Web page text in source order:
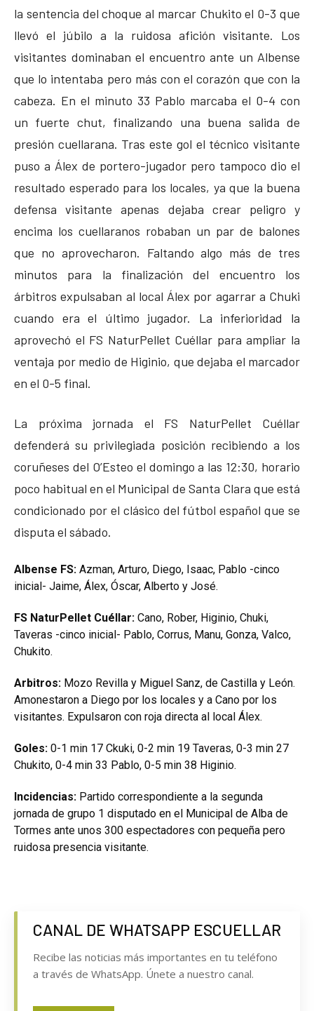
la sentencia del choque al marcar Chukito el 0-3 que
llevó el júbilo a la ruidosa afición visitante. Los
visitantes dominaban el encuentro ante un Albense
que lo intentaba pero más con el corazón que con la
cabeza. En el minuto 33 Pablo marcaba el 0-4 con
un fuerte chut, finalizando una buena salida de
presión cuellarana. Tras este gol el técnico visitante
puso a Álex de portero-jugador pero tampoco dio el
resultado esperado para los locales, ya que la buena
defensa visitante apenas dejaba crear peligro y
encima los cuellaranos robaban un par de balones
que no aprovecharon. Faltando algo más de tres
minutos para la finalización del encuentro los
árbitros expulsaban al local Álex por agarrar a Chuki
cuando era el último jugador. La inferioridad la
aprovechó el FS NaturPellet Cuéllar para ampliar la
ventaja por medio de Higinio, que dejaba el marcador
en el 0-5 final.
La próxima jornada el FS NaturPellet Cuéllar
defenderá su privilegiada posición recibiendo a los
coruñeses del O’Esteo el domingo a las 12:30, horario
poco habitual en el Municipal de Santa Clara que está
condicionado por el clásico del fútbol español que se
disputa el sábado.
Albense FS: Azman, Arturo, Diego, Isaac, Pablo -cinco
inicial- Jaime, Álex, Óscar, Alberto y José.
FS NaturPellet Cuéllar: Cano, Rober, Higinio, Chuki,
Taveras -cinco inicial- Pablo, Corrus, Manu, Gonza, Valco,
Chukito.
Arbitros: Mozo Revilla y Miguel Sanz, de Castilla y León.
Amonestaron a Diego por los locales y a Cano por los
visitantes. Expulsaron con roja directa al local Álex.
Goles: 0-1 min 17 Ckuki, 0-2 min 19 Taveras, 0-3 min 27
Chukito, 0-4 min 33 Pablo, 0-5 min 38 Higinio.
Incidencias: Partido correspondiente a la segunda
jornada de grupo 1 disputado en el Municipal de Alba de
Tormes ante unos 300 espectadores con pequeña pero
ruidosa presencia visitante.
CANAL DE WHATSAPP ESCUELLAR
Recibe las noticias más importantes en tu teléfono
a través de WhatsApp. Únete a nuestro canal.